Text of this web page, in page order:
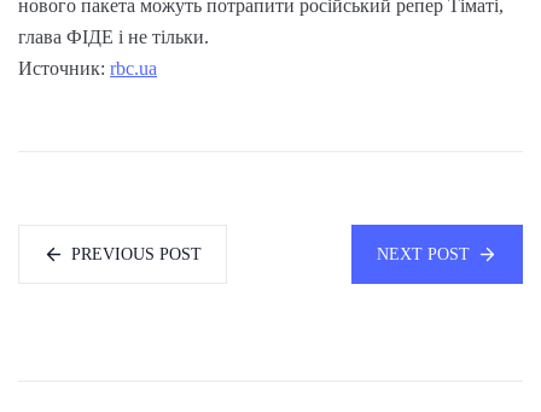
нового пакета можуть потрапити російський репер Тіматі,
глава ФІДЕ і не тільки.
Источник: rbc.ua
PREVIOUS POST NEXT POST